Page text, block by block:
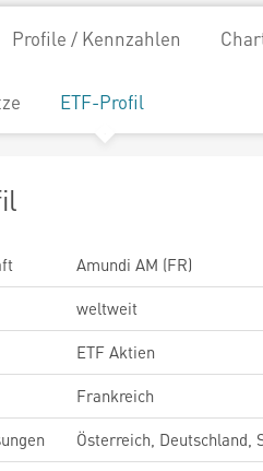
Profile / Kennzahlen
ETF-Profil
Amundi AM (FR)
weltweit
ETF Aktien
Frankreich
Österreich, Deutschland,